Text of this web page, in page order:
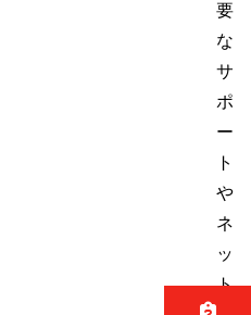
要
な
サ
ポ
ー
ト
や
ネ
ッ
ト